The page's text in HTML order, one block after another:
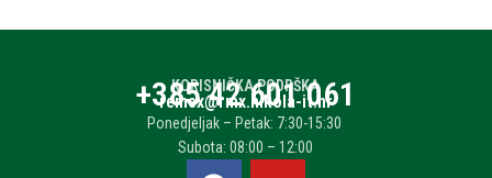
KORISNIČKA PODRŠKA
+385 42 601 061
remex@rmx.nikola-it.hr
Ponedjeljak – Petak: 7:30-15:30
Subota: 08:00 – 12:00